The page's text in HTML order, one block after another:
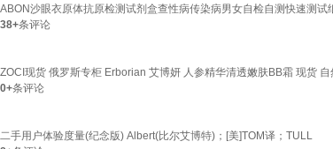
ABON沙眼衣原体抗原检测试剂盒查性病传染病男女自检自测快速测
38+条评论
ZOCI现货 俄罗斯专柜 Erborian 艾博妍 人参精华清透嫩肤BB霜 现货
0+条评论
二手用户体验度量(纪念版) Albert(比尔艾博特)；[美]TOM译；TULL